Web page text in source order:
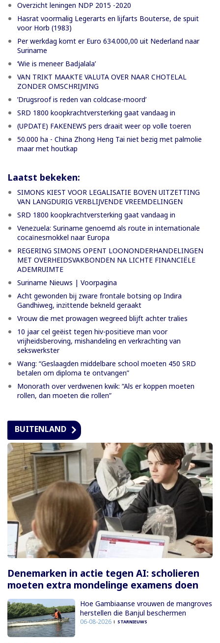
Overzicht leningen NDP 2015 -2020
Hasrat voormalig Legerarts en lijfarts Bouterse, de spuit
voor Horb (1983)
Per werkdag komt er Euro 634.000,00 uit Nederland naar
Suriname
‘Wie is meneer Badjalala’
VAN TRIKT MAAKTE VALUTA OVER NAAR CHOTELAL
ZONDER OMSCHRIJVING
’Drugsroof is reden van coldcase-moord’
SRD 1800 koopkrachtversterking gaat vandaag in
(UPDATE) FAKENEWS pers draait weer op volle toeren
50.000 ha - China Zhong Heng Tai niet bezig met palmolie
maar met houtkap
Laatst bekeken:
SIMONS KIEST VOOR LEGALISATIE BOVEN UITZETTING
VAN LANGDURIG VERBLIJVENDE VREEMDELINGEN
SRD 1800 koopkrachtversterking gaat vandaag in
Venezuela: Suriname genoemd als route in internationale
cocaïnesmokkel naar Europa
REGERING SIMONS OPENT LOONONDERHANDELINGEN
MET OVERHEIDSVAKBONDEN NA LICHTE FINANCIËLE
ADEMRUIMTE
Suriname Nieuws | Voorpagina
Acht gewonden bij zware frontale botsing op Indira
Gandhiweg, inzittende bekneld geraakt
Vrouw die met prowagen wegreed blijft achter tralies
10 jaar cel geëist tegen hiv-positieve man voor
vrijheidsberoving, mishandeling en verkrachting van
sekswerkster
Wang: “Geslaagden middelbare school moeten 450 SRD
betalen om diploma te ontvangen”
Monorath over verdwenen kwik: “Als er koppen moeten
rollen, dan moeten die rollen”
BUITENLAND
Denemarken in actie tegen AI: scholieren
moeten extra mondelinge examens doen
Hoe Gambiaanse vrouwen de mangroves
herstellen die Banjul beschermen
06-08-2026 STARNIEUWS